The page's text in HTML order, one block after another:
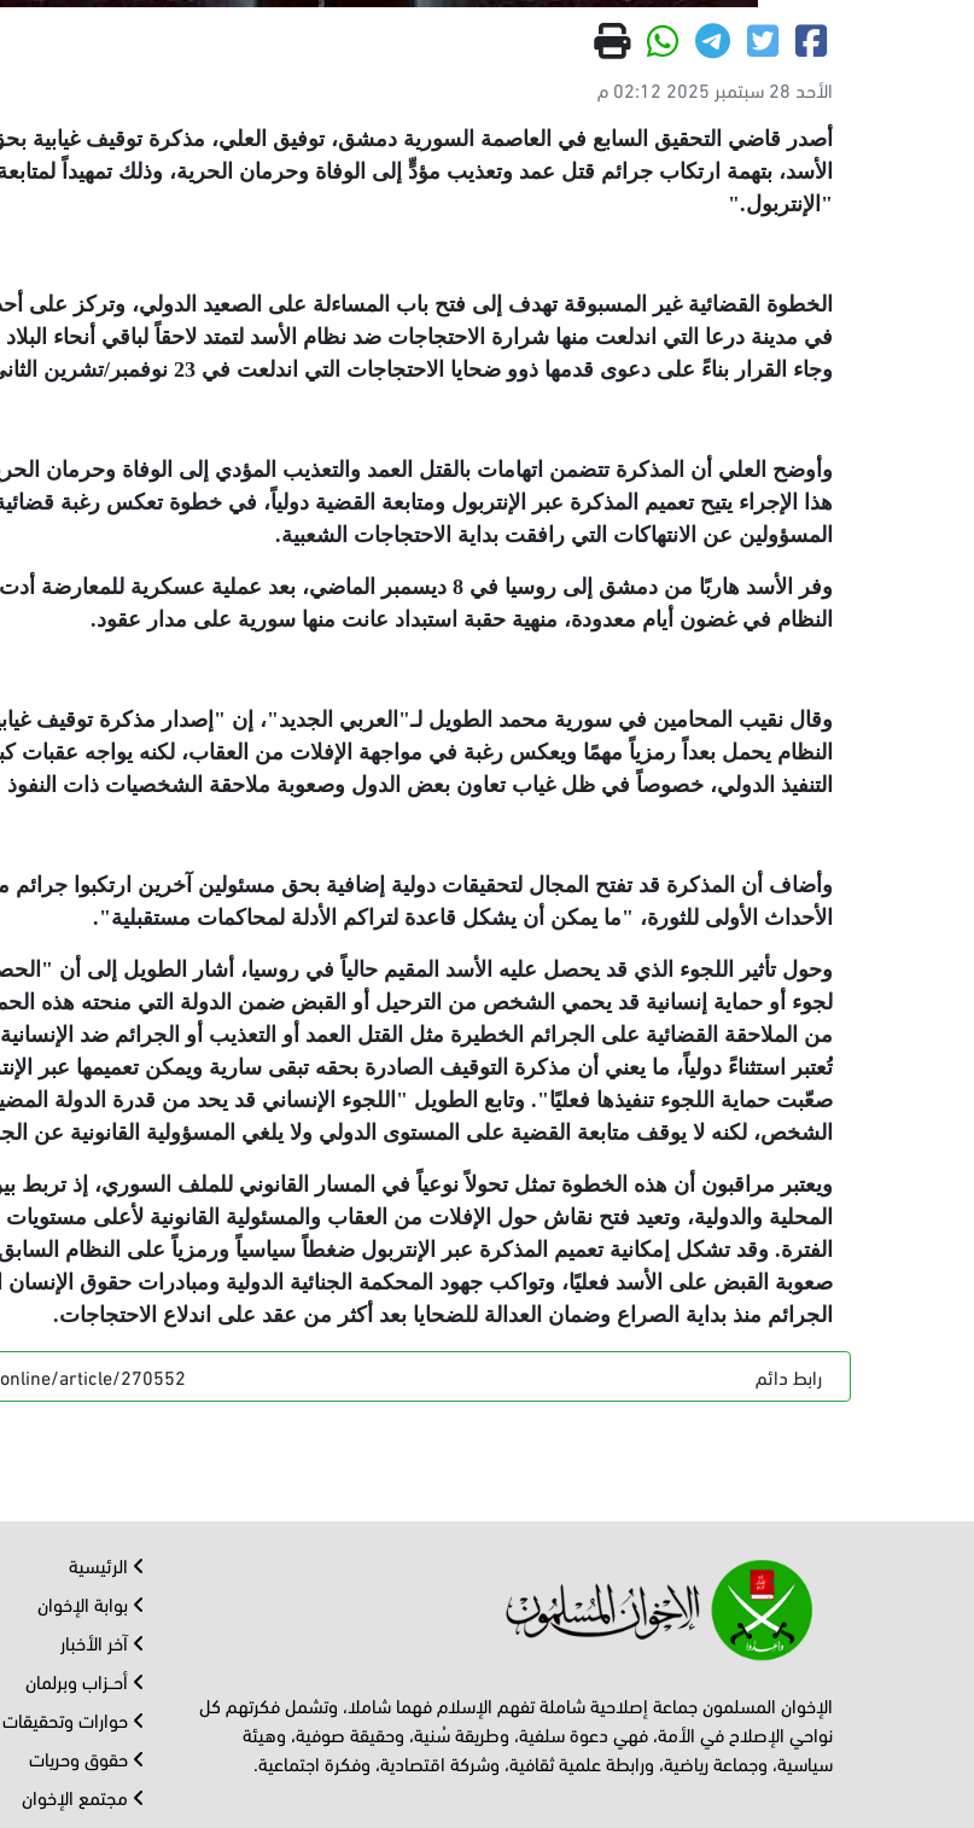
الأحد 28 سبتمبر 2025 02:12 م
أصدر قاضي التحقيق السابع في العاصمة السورية دمشق، توفيق العلي، مذكرة توقيف غيابية
الأسد، بتهمة ارتكاب جرائم قتل عمد وتعذيب مؤدٍّ إلى الوفاة وحرمان الحرية، وذلك تمهيداً
"الإنتربول".
الخطوة القضائية غير المسبوقة تهدف إلى فتح باب المساءلة على الصعيد الدولي، وتركز على
وجاء القرار بناءً على دعوى قدمها ذوو ضحايا الاحتجاجات التي اندلعت في 23 نوفمبر/تشرين الثاني 2011
وأوضح العلي أن المذكرة تتضمن اتهامات بالقتل العمد والتعذيب المؤدي إلى الوفاة وحرمان
هذا الإجراء يتيح تعميم المذكرة عبر الإنتربول ومتابعة القضية دولياً، في خطوة تعكس رغبة
المسؤولين عن الانتهاكات التي رافقت بداية الاحتجاجات الشعبية.
وفر الأسد هاربًا من دمشق إلى روسيا في 8 ديسمبر الماضي، بعد عملية عسكرية
النظام في غضون أيام معدودة، منهية حقبة استبداد عانت منها سورية على مدار عقود.
وقال نقيب المحامين في سورية محمد الطويل لـ"العربي الجديد"، إن "إصدار مذكرة توقيف
النظام يحمل بعداً رمزياً مهمًا ويعكس رغبة في مواجهة الإفلات من العقاب، لكنه يواجه عقبات
التنفيذ الدولي، خصوصاً في ظل غياب تعاون بعض الدول وصعوبة ملاحقة الشخصيات ذات
وأضاف أن المذكرة قد تفتح المجال لتحقيقات دولية إضافية بحق مسئولين آخرين ارتكبوا جرائم
الأحداث الأولى للثورة، "ما يمكن أن يشكل قاعدة لتراكم الأدلة لمحاكمات مستقبلية".
وحول تأثير اللجوء الذي قد يحصل عليه الأسد المقيم حالياً في روسيا، أشار الطويل إلى أن
لجوء أو حماية إنسانية قد يحمي الشخص من الترحيل أو القبض ضمن الدولة التي منحته هذه
من الملاحقة القضائية على الجرائم الخطيرة مثل القتل العمد أو التعذيب أو الجرائم ضد
تُعتبر استثناءً دولياً، ما يعني أن مذكرة التوقيف الصادرة بحقه تبقى سارية ويمكن تعميمها عبر
صعّبت حماية اللجوء تنفيذها فعليًا". وتابع الطويل "اللجوء الإنساني قد يحد من قدرة الدولة
الشخص، لكنه لا يوقف متابعة القضية على المستوى الدولي ولا يلغي المسؤولية القانونية عن
ويعتبر مراقبون أن هذه الخطوة تمثل تحولاً نوعياً في المسار القانوني للملف السوري، إذ تربط
المحلية والدولية، وتعيد فتح نقاش حول الإفلات من العقاب والمسئولية القانونية لأعلى
الفترة. وقد تشكل إمكانية تعميم المذكرة عبر الإنتربول ضغطاً سياسياً ورمزياً على النظام
صعوبة القبض على الأسد فعليًا، وتواكب جهود المحكمة الجنائية الدولية ومبادرات حقوق الإنسان
الجرائم منذ بداية الصراع وضمان العدالة للضحايا بعد أكثر من عقد على اندلاع الاحتجاجات.
رابط دائم article/270552
الإخوان المسلمون جماعة إصلاحية شاملة تفهم الإسلام فهما شاملا، وتشمل فكرتهم كل
نواحي الإصلاح في الأمة، فهي دعوة سلفية، وطريقة سُنية، وحقيقة صوفية، وهيئة
سياسية، وجماعة رياضية، ورابطة علمية ثقافية، وشركة اقتصادية، وفكرة اجتماعية.
الرئيسية
بوابة الإخوان
آخر الأخبار
أحــزاب وبرلمان
حوارات وتحقيقات
حقوق وحريات
مجتمع الإخوان